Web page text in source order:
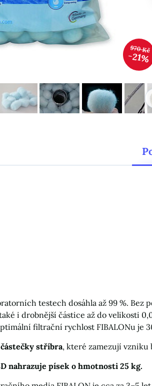
970 Kč
21%
testech dosáhla až 99 %.
i drobnější částice až do velikosti
filtrační rychlost FIBALONu je
částečky stříbra, které zamezují vzniku
nahrazuje písek o hmotnosti 25 kg.